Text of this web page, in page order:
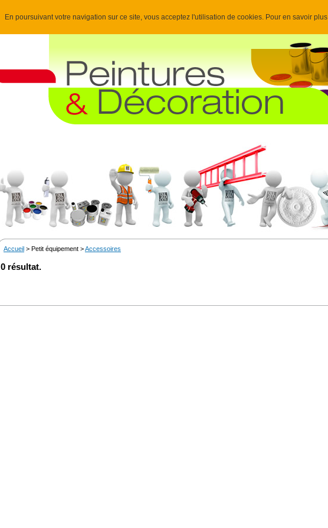
En poursuivant votre navigation sur ce site, vous acceptez l'utilisation de cookies. Pour en savoir plus
Accueil > Petit équipement >Accessoires
0 résultat.